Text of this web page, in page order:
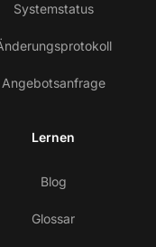
Systemstatus
Angebotsanfrage
Lernen
Blog
Glossar